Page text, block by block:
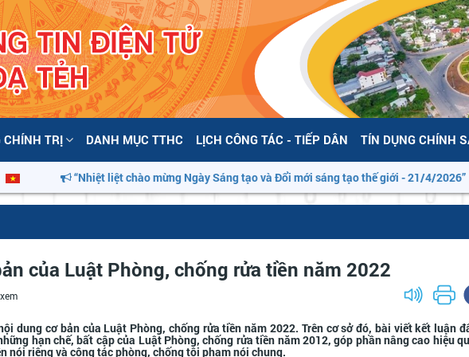
CHÍNH TRỊ DANH MỤC TTHC LỊCH CÔNG TÁC - TIẾP DÂN TÍN DỤNG CHÍNH
“Nhiệt liệt chào mừng Ngày Sáng tạo và Đổi mới sáng tạo thế giới - 21/4/2026”
của Luật Phòng, chống rửa tiền năm 2022
dung cơ bản của Luật Phòng, chống rửa tiền năm 2022. Trên cơ sở đó, bài viết kết luận
hạn chế, bất cập của Luật Phòng, chống rửa tiền năm 2012, góp phần nâng cao hiệu
nói riêng và công tác phòng, chống tội phạm nói chung.